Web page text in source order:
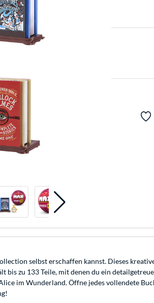
selbst erschaffen kannst. Dieses
bis zu 133 Teile, mit denen du ein
im Wunderland. Öffne jedes vollendete